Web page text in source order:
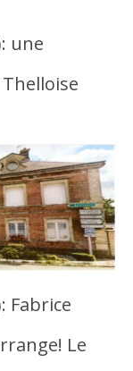
une
Fabrice
Le